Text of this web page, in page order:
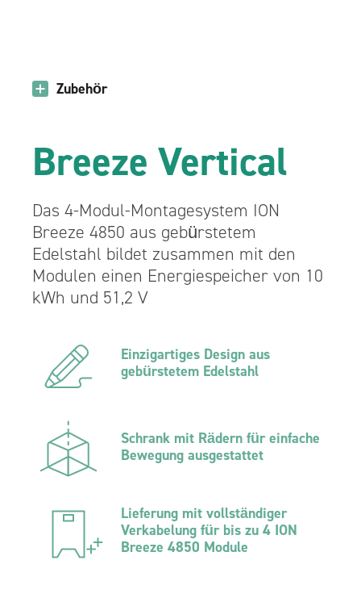
Zubehör
Breeze Vertical
Das 4-Modul-Montagesystem ION
Breeze 4850 aus gebürstetem
Edelstahl bildet zusammen mit den
Modulen einen Energiespeicher von 10
kWh und 51,2 V
Einzigartiges Design aus
gebürstetem Edelstahl
Schrank mit Rädern für einfache
Bewegung ausgestattet
Lieferung mit vollständiger
Verkabelung für bis zu 4 ION
Breeze 4850 Module